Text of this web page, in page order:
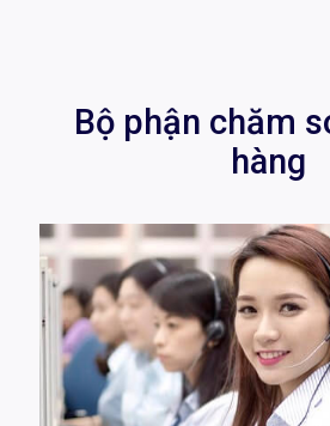
Bộ phận chăm
hàng